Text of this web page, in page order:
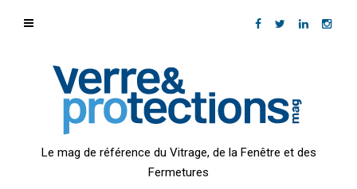
Le mag de référence du Vitrage, de la Fenêtre et des
Fermetures